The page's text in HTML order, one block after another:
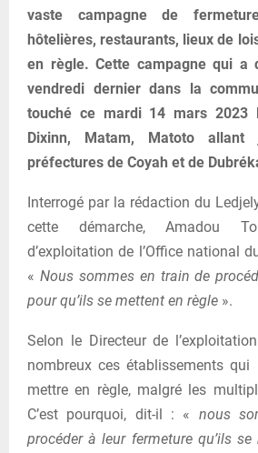
vaste campagne de
hôtelières, restaurants, lieux de
en règle. Cette campagne qui a
vendredi dernier dans la
touché ce mardi 14 mars 2023
Dixinn, Matam, Matoto allant
préfectures de Coyah et de
Interrogé par la rédaction du
cette démarche, Amadou
d’exploitation de l’Office national
« Nous sommes en train de
pour qu’ils se mettent en règle ».
Selon le Directeur de
nombreux ces établissements qui
mettre en règle, malgré les
C’est pourquoi, dit-il : « nous
procéder à leur fermeture qu’ils